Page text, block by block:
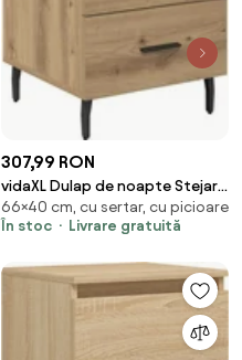
307,99 RON
vidaXL Dulap de noapte Stejar
Artizanal 40 x 40 x 66 cm Lemn
compozit
66×40 cm, cu sertar, cu picioare
În stoc
Livrare gratuită